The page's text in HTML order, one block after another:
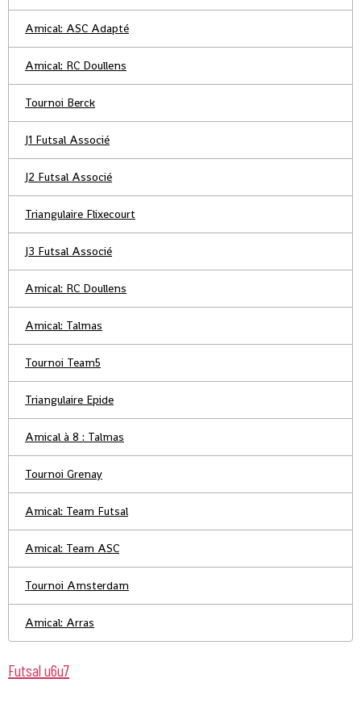
Amical: ASC Adapté
Amical: RC Doullens
Tournoi Berck
J1 Futsal Associé
J2 Futsal Associé
Triangulaire Flixecourt
J3 Futsal Associé
Amical: RC Doullens
Amical: Talmas
Tournoi Team5
Triangulaire Epide
Amical à 8 : Talmas
Tournoi Grenay
Amical: Team Futsal
Amical: Team ASC
Tournoi Amsterdam
Amical: Arras
Futsal u6u7